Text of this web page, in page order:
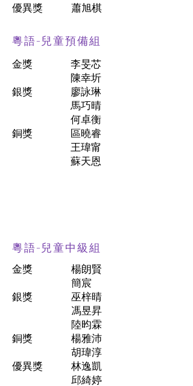
優異獎
蕭旭棋
粵語-兒童預備組
金獎
銀獎
銅獎
李旻芯
陳幸圻
廖詠琳
馬巧晴
何卓衡
區曉睿
王瑋甯
蘇天恩
粵語-兒童中級組
金獎
銀獎
銅獎
優異獎
楊朗賢
簡宸
巫梓晴
馮昱昇
陸昀霖
楊雅沛
胡瑋淳
林逸凱
邱綺婷